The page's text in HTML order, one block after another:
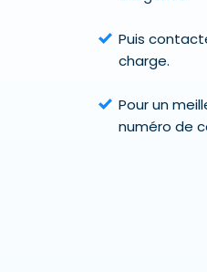
Puis
charge.
Pour un
numéro de